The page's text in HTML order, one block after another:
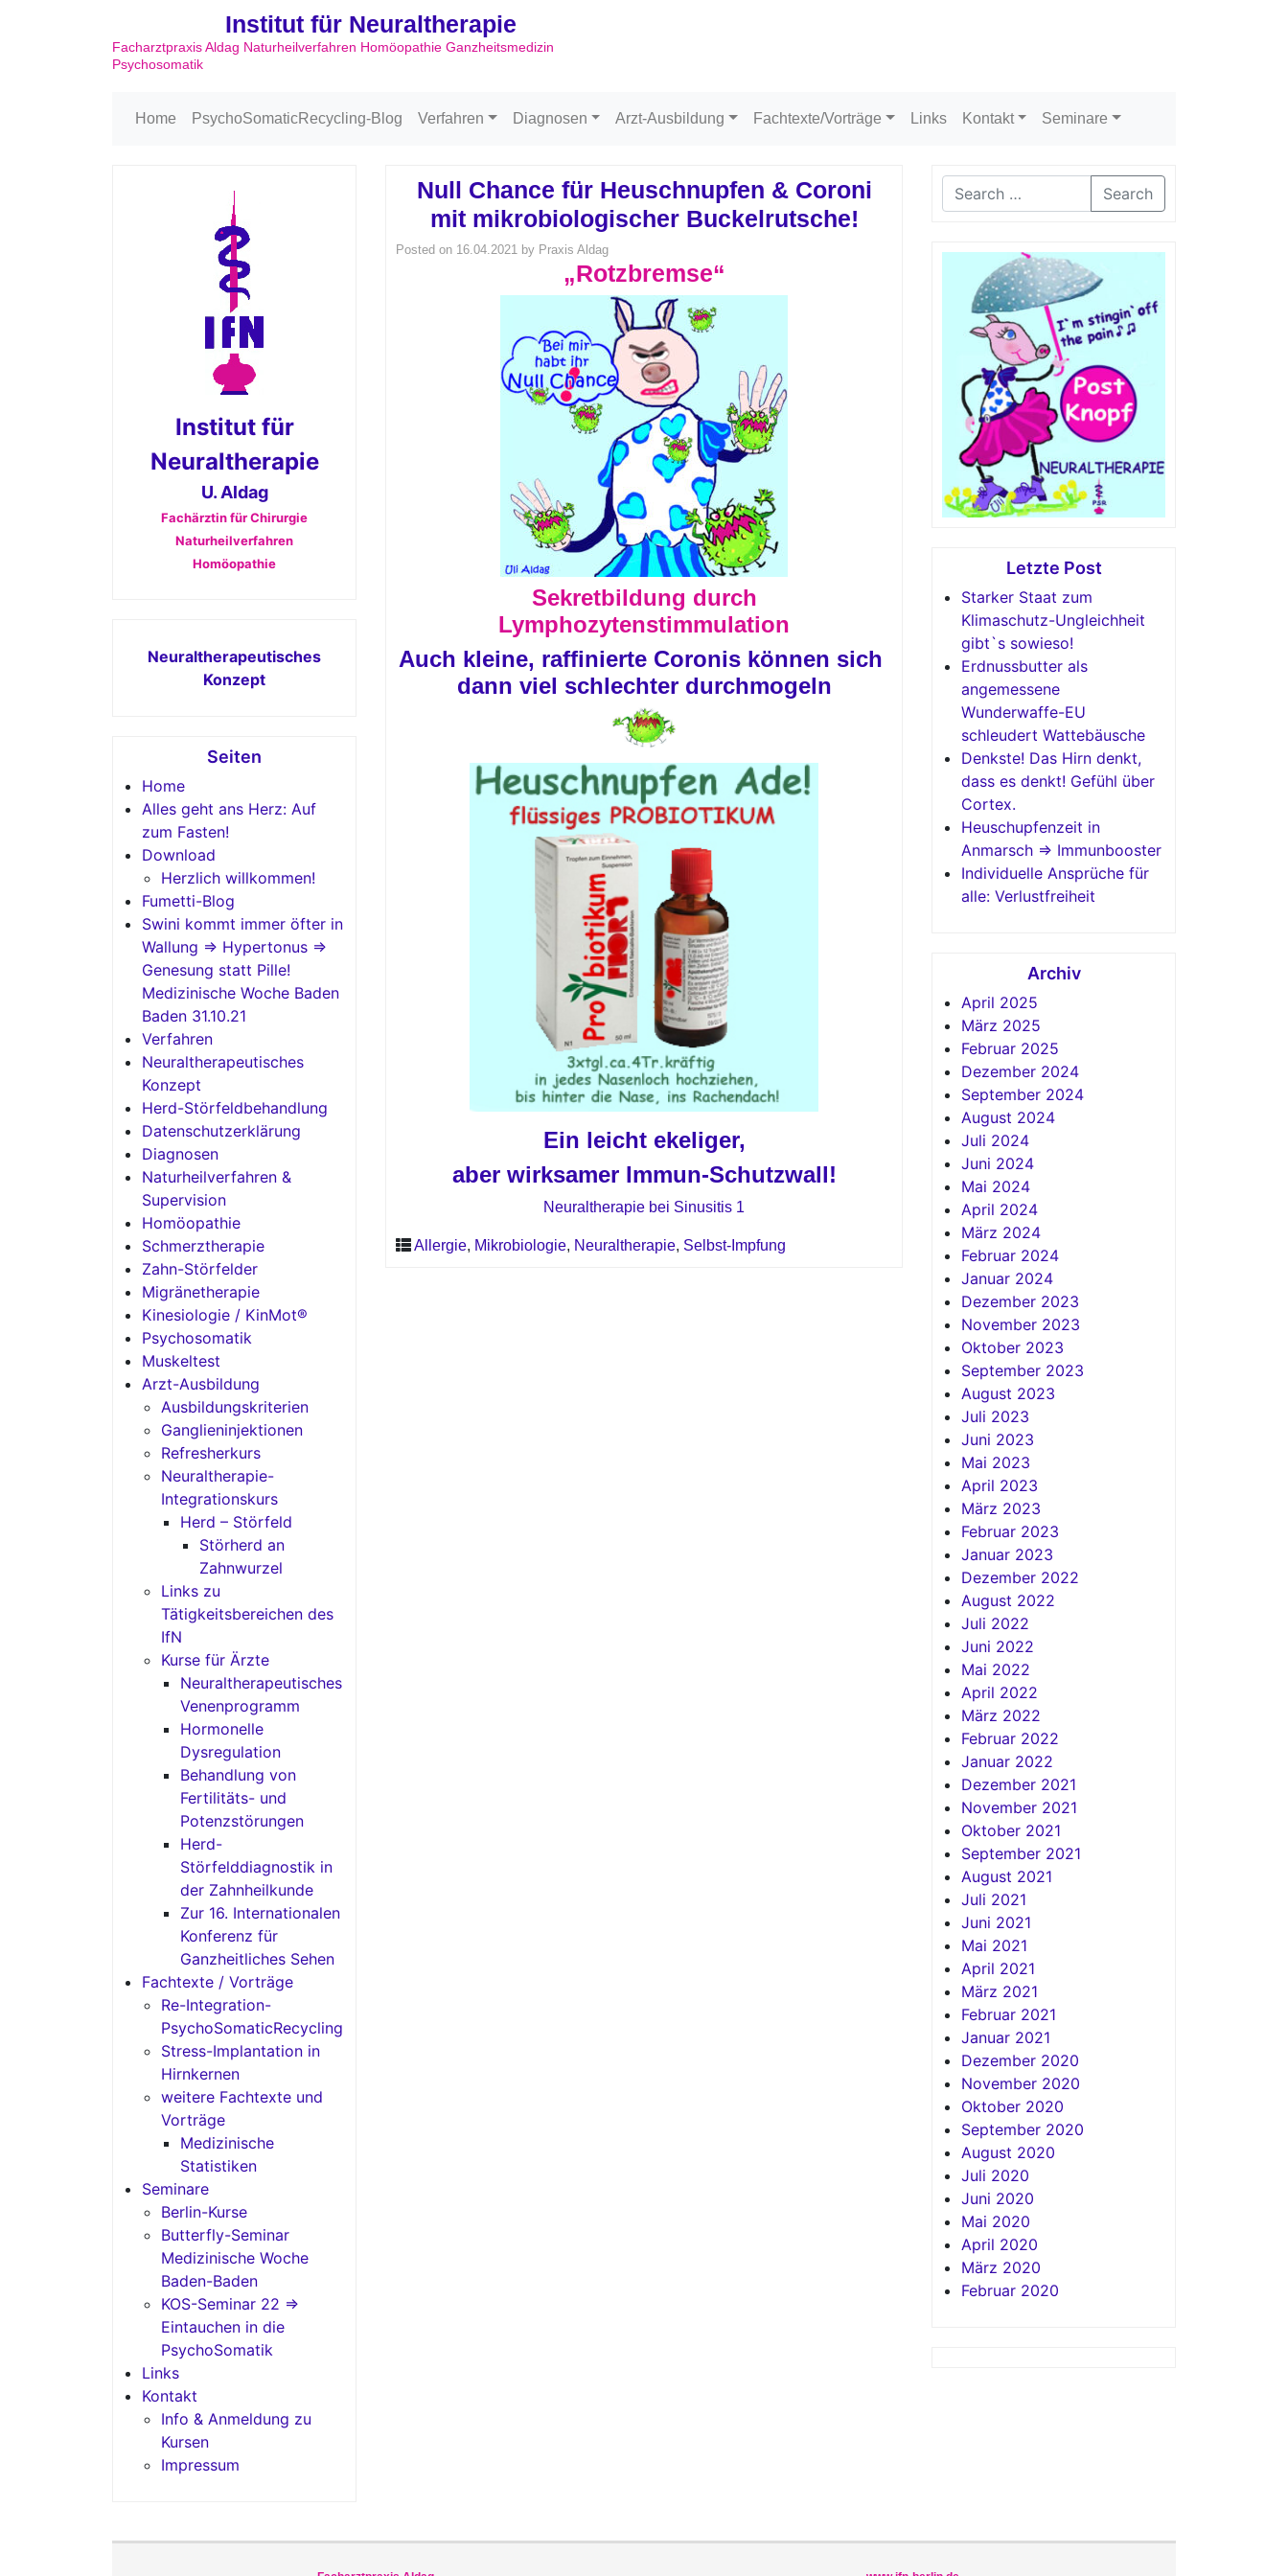
Institut für Neuraltherapie
Facharztpraxis Aldag Naturheilverfahren Homöopathie Ganzheitsmedizin
Psychosomatik
Home PsychoSomaticRecycling-Blog Verfahren Diagnosen Arzt-Ausbildung Fachtexte/Vorträge Links Kontakt Seminare
Institut für
Neuraltherapie
U. Aldag
Fachärztin für Chirurgie
Naturheilverfahren
Homöopathie
Neuraltherapeutisches
Konzept
Seiten
Home
Alles geht ans Herz: Auf
zum Fasten!
Download
Herzlich willkommen!
Fumetti-Blog
Swini kommt immer öfter in
Wallung => Hypertonus =>
Genesung statt Pille!
Medizinische Woche Baden
Baden 31.10.21
Verfahren
Neuraltherapeutisches
Konzept
Herd-Störfeldbehandlung
Datenschutzerklärung
Diagnosen
Naturheilverfahren &
Supervision
Homöopathie
Schmerztherapie
Zahn-Störfelder
Migränetherapie
Kinesiologie / KinMot®
Psychosomatik
Muskeltest
Arzt-Ausbildung
Ausbildungskriterien
Ganglieninjektionen
Refresherkurs
Neuraltherapie-
Integrationskurs
Herd – Störfeld
Störherd an
Zahnwurzel
Links zu
Tätigkeitsbereichen des
IfN
Kurse für Ärzte
Neuraltherapeutisches
Venenprogramm
Hormonelle
Dysregulation
Behandlung von
Fertilitäts- und
Potenzstörungen
Herd-
Störfelddiagnostik in
der Zahnheilkunde
Zur 16. Internationalen
Konferenz für
Ganzheitliches Sehen
Fachtexte / Vorträge
Re-Integration-
PsychoSomaticRecycling
Stress-Implantation in
Hirnkernen
weitere Fachtexte und
Vorträge
Medizinische
Statistiken
Seminare
Berlin-Kurse
Butterfly-Seminar
Medizinische Woche
Baden-Baden
KOS-Seminar 22 =>
Eintauchen in die
PsychoSomatik
Links
Kontakt
Info & Anmeldung zu
Kursen
Impressum
Null Chance für Heuschnupfen & Coroni
mit mikrobiologischer Buckelrutsche!
Posted on 16.04.2021 by Praxis Aldag
„Rotzbremse“
Sekretbildung durch
Lymphozytenstimmulation
Auch kleine, raffinierte Coronis können sich
dann viel schlechter durchmogeln
Ein leicht ekeliger,
aber wirksamer Immun-Schutzwall!
Neuraltherapie bei Sinusitis 1
Allergie, Mikrobiologie, Neuraltherapie, Selbst-Impfung
Search
Letzte Post
Starker Staat zum
Klimaschutz-Ungleichheit
gibt`s sowieso!
Erdnussbutter als
angemessene
Wunderwaffe-EU
schleudert Wattebäusche
Denkste! Das Hirn denkt,
dass es denkt! Gefühl über
Cortex.
Heuschupfenzeit in
Anmarsch => Immunbooster
Individuelle Ansprüche für
alle: Verlustfreiheit
Archiv
April 2025
März 2025
Februar 2025
Dezember 2024
September 2024
August 2024
Juli 2024
Juni 2024
Mai 2024
April 2024
März 2024
Februar 2024
Januar 2024
Dezember 2023
November 2023
Oktober 2023
September 2023
August 2023
Juli 2023
Juni 2023
Mai 2023
April 2023
März 2023
Februar 2023
Januar 2023
Dezember 2022
August 2022
Juli 2022
Juni 2022
Mai 2022
April 2022
März 2022
Februar 2022
Januar 2022
Dezember 2021
November 2021
Oktober 2021
September 2021
August 2021
Juli 2021
Juni 2021
Mai 2021
April 2021
März 2021
Februar 2021
Januar 2021
Dezember 2020
November 2020
Oktober 2020
September 2020
August 2020
Juli 2020
Juni 2020
Mai 2020
April 2020
März 2020
Februar 2020